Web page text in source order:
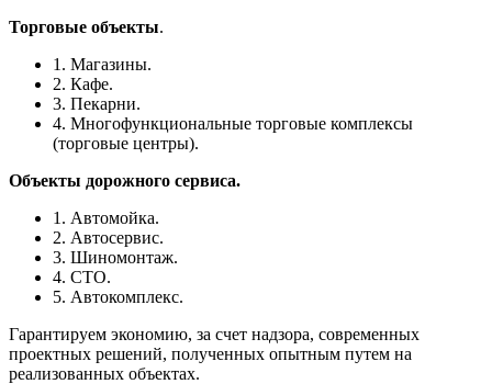
Торговые объекты.
1. Магазины.
2. Кафе.
3. Пекарни.
4. Многофункциональные торговые комплексы
(торговые центры).
Объекты дорожного сервиса.
1. Автомойка.
2. Автосервис.
3. Шиномонтаж.
4. СТО.
5. Автокомплекс.
Гарантируем экономию, за счет надзора, современных
проектных решений, полученных опытным путем на
реализованных объектах.